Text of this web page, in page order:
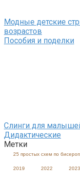
Модные детские
возрастов
Пособия и поделки
Слинги для
Дидактические
Метки
25 простых схем по
2019 2022 2023